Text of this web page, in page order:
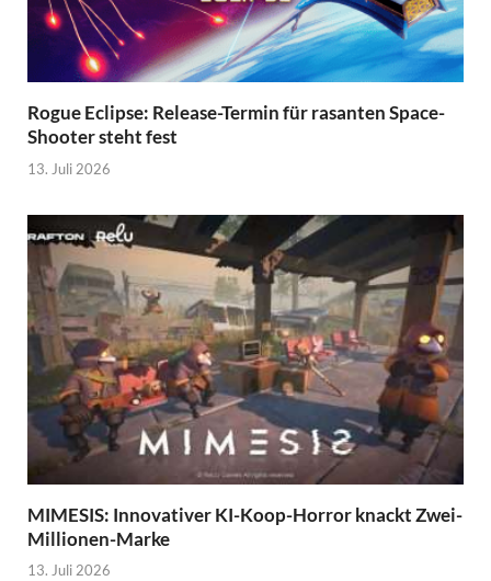
Rogue Eclipse: Release-Termin für rasanten Space-
Shooter steht fest
13. Juli 2026
MIMESIS: Innovativer KI-Koop-Horror knackt Zwei-
Millionen-Marke
13. Juli 2026